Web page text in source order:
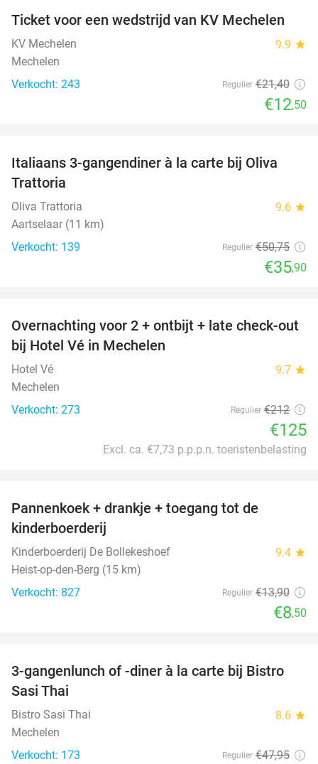
42%
Ticket voor een wedstrijd van KV Mechelen
KV Mechelen 9.9 star
Mechelen
Verkocht: 243
Regulier €21,40
€12,50
29%
Italiaans 3-gangendiner à la carte bij Oliva
Trattoria
Oliva Trattoria 9.6 star
Aartselaar (11 km)
Verkocht: 139
Regulier €50,75
€35,90
41%
Overnachting voor 2 + ontbijt + late check-out
bij Hotel Vé in Mechelen
Hotel Vé 9.7 star
Mechelen
Verkocht: 273
Regulier €212
€125
Excl. ca. €7,73 p.p.p.n. toeristenbelasting
Pannenkoek + drankje + toegang tot de
kinderboerderij
Kinderboerderij De Bollekeshoef 9.4 star
Heist-op-den-Berg (15 km)
Verkocht: 827
Regulier €13,90
€8,50
41%
3-gangenlunch of -diner à la carte bij Bistro
Sasi Thai
Bistro Sasi Thai 8.6 star
Mechelen
Verkocht: 173
Regulier €47,95